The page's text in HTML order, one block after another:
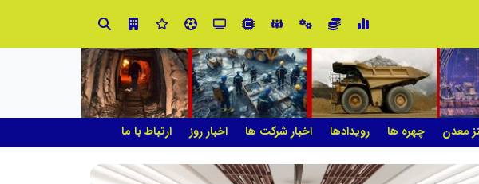
سراسری «صد شب، صد بازدید» به میزبانی منطقه برق چهاردانگه شانزدهمین مانور سراسری طرح
معدن چهره ها رویدادها اخبار شرکت ها اخبار روز ارتباط با ما